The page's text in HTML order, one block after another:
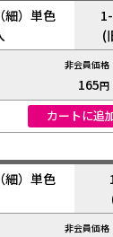
細）単色
(
165円
カートに追
細）単色